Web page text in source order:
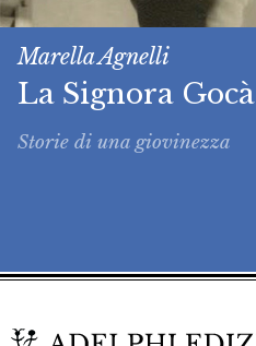
Marella Agnelli
La Signora Gocà
Storie di una giovinezza